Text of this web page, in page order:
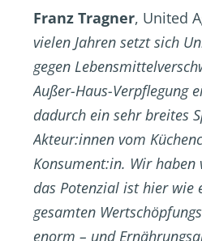
Franz Tragner, United
vielen Jahren setzt sich
gegen
Außer-Haus-Verpflegung
dadurch ein sehr breites
Akteur:innen vom
Konsument:in. Wir haben
das Potenzial ist hier wie
gesamten
enorm – und